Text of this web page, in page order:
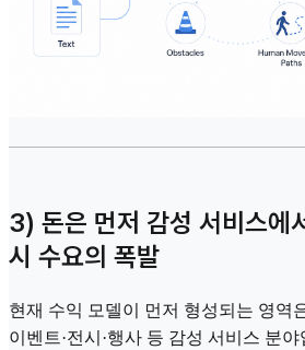
3) 돈은 먼저 감성 서비스에
시 수요의 폭발
현재 수익 모델이 먼저 형성되는 영역
이벤트·전시·행사 등 감성 서비스 분